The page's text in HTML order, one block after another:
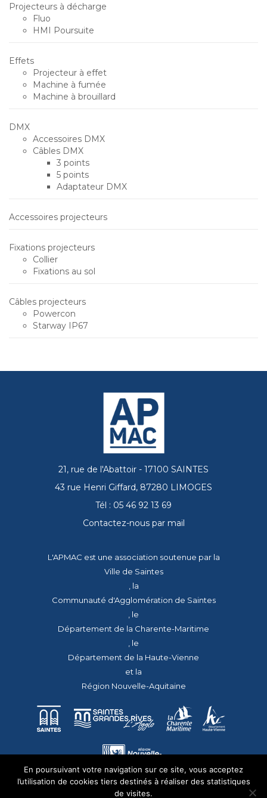
Projecteurs à décharge
Fluo
HMI Poursuite
Effets
Projecteur à effet
Machine à fumée
Machine à brouillard
DMX
Accessoires DMX
Câbles DMX
3 points
5 points
Adaptateur DMX
Accessoires projecteurs
Fixations projecteurs
Collier
Fixations au sol
Câbles projecteurs
Powercon
Starway IP67
21, rue de l'Abattoir - 17100 SAINTES
43 rue Henri Giffard, 87280 LIMOGES
Tél : 05 46 92 13 69
Contactez-nous par mail
L'APMAC est une association soutenue par la
Ville de Saintes
, la
Communauté d'Agglomération de Saintes
, le
Département de la Charente-Maritime
, le
Département de la Haute-Vienne
et la
Région Nouvelle-Aquitaine
En poursuivant votre navigation sur ce site, vous acceptez
l’utilisation de cookies tiers destinés à réaliser des statistiques
de visites.